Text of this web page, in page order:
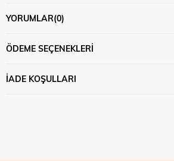
YORUMLAR(0)
ÖDEME SEÇENEKLERI
İADE KOŞULLARI